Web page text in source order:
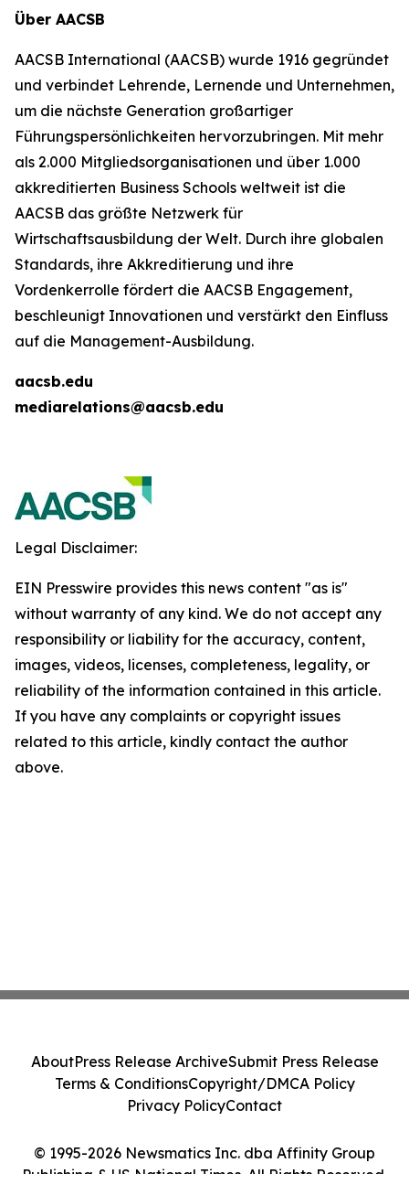
Über AACSB
AACSB International (AACSB) wurde 1916 gegründet
und verbindet Lehrende, Lernende und Unternehmen,
um die nächste Generation großartiger
Führungspersönlichkeiten hervorzubringen. Mit mehr
als 2.000 Mitgliedsorganisationen und über 1.000
akkreditierten Business Schools weltweit ist die
AACSB das größte Netzwerk für
Wirtschaftsausbildung der Welt. Durch ihre globalen
Standards, ihre Akkreditierung und ihre
Vordenkerrolle fördert die AACSB Engagement,
beschleunigt Innovationen und verstärkt den Einfluss
auf die Management-Ausbildung.
aacsb.edu
mediarelations@aacsb.edu
Legal Disclaimer:
EIN Presswire provides this news content "as is"
without warranty of any kind. We do not accept any
responsibility or liability for the accuracy, content,
images, videos, licenses, completeness, legality, or
reliability of the information contained in this article.
If you have any complaints or copyright issues
related to this article, kindly contact the author
above.
© 1995-2026 Newsmatics Inc. dba Affinity Group
Publishing & US National Times. All Rights Reserved.
AboutPress Release ArchiveSubmit Press Release
Terms & ConditionsCopyright/DMCA Policy
Privacy PolicyContact